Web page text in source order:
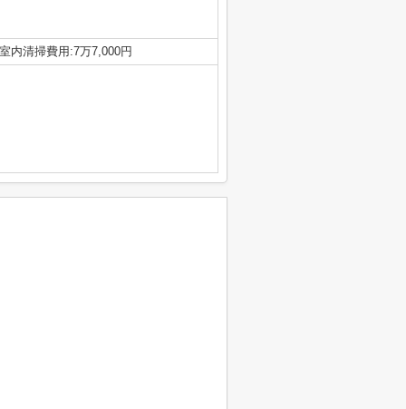
内清掃費用:7万7,000円